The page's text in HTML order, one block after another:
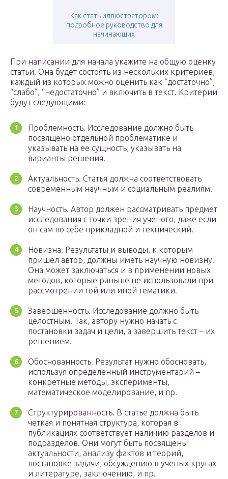
Как стать иллюстратором:
подробное руководство для
начинающих
При написании для начала укажите на общую оценку
статьи. Она будет состоять из нескольких критериев,
каждый из которых можно оценить как “достаточно”,
“слабо”, “недостаточно” и включить в текст. Критерии
будут следующими:
Проблемность. Исследование должно быть
посвящено отдельной проблематике и
указывать на ее сущность, указывать на
варианты решения.
Актуальность. Статья должна соответствовать
современным научным и социальным реалиям.
Научность. Автор должен рассматривать предмет
исследования с точки зрения ученого, даже если
он сам по себе прикладной и технический.
Новизна. Результаты и выводы, к которым
пришел автор, должны иметь научную новизну.
Она может заключаться и в применении новых
методов, которые раньше не использовали при
рассмотрении той или иной тематики.
Завершенность. Исследование должно быть
целостным. Так, автору нужно начать с
постановки задач и цели, а завершить текст – их
решением.
Обоснованность. Результат нужно обосновать,
используя определенный инструментарий –
конкретные методы, эксперименты,
математическое моделирование, и пр.
Структурированность. В статье должна быть
четкая и понятная структура, которая в
публикациях соответствует наличию разделов и
подразделов. Они могут быть посвящены
актуальности, анализу фактов и теорий,
постановке задачи, обсуждению в ученых кругах
и литературе, заключению, и пр.